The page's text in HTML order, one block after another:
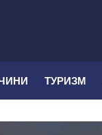
ТУРИЗМ